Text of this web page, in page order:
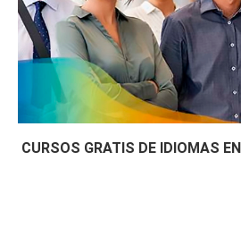
CURSOS GRATIS DE IDIOMAS